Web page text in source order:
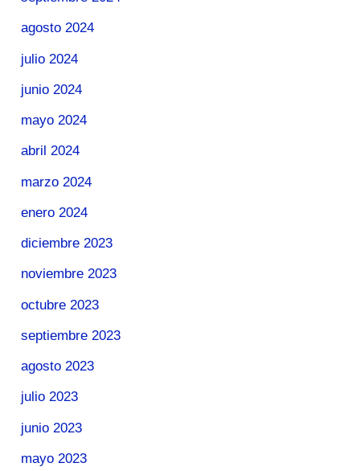
agosto 2024
julio 2024
junio 2024
mayo 2024
abril 2024
marzo 2024
enero 2024
diciembre 2023
noviembre 2023
octubre 2023
septiembre 2023
agosto 2023
julio 2023
junio 2023
mayo 2023